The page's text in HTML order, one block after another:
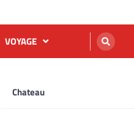
AI
VOYAGE
Chateau